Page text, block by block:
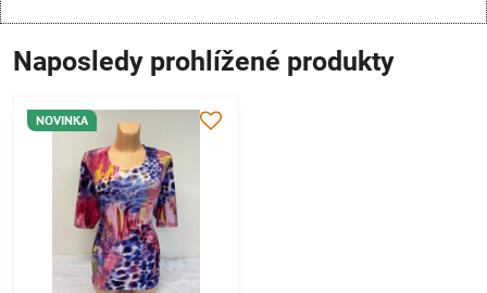
Naposledy prohlížené produkty
NOVINKA